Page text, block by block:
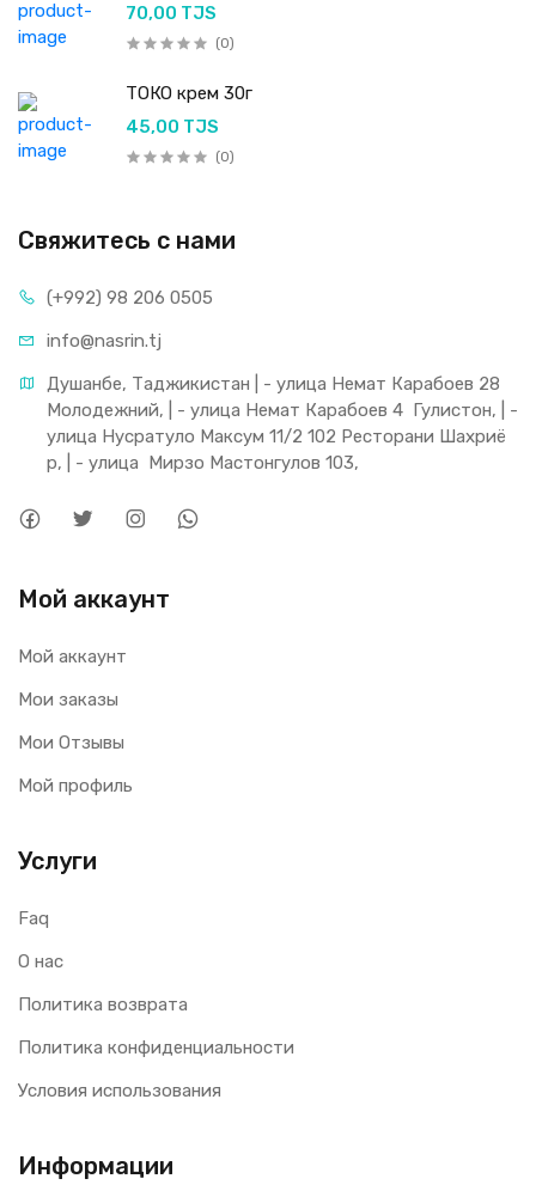
70,00 TJS
(0)
ТОКО крем 30г
45,00 TJS
(0)
Свяжитесь с нами
(+992) 98 206 0505
info@nasrin.tj
Душанбе, Таджикистан | - улица Немат Карабоев 28
Молодежний, | - улица Немат Карабоев 4  Гулистон, | -
улица Нусратуло Максум 11/2 102 Ресторани Шахриё
р, | - улица  Мирзо Мастонгулов 103,
Мой аккаунт
Мой аккаунт
Мои заказы
Мои Отзывы
Мой профиль
Услуги
Faq
О нас
Политика возврата
Политика конфиденциальности
Условия использования
Информации